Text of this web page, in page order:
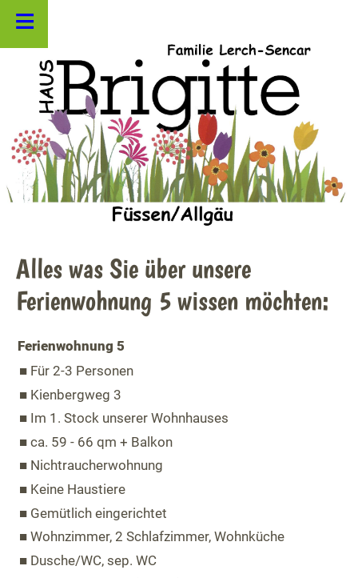
≡
Alles was Sie über unsere
Ferienwohnung 5 wissen möchten:
Ferienwohnung 5
■ Für 2-3 Personen
■ Kienbergweg 3
■ Im 1. Stock unserer Wohnhauses
■ ca. 59 - 66 qm + Balkon
■ Nichtraucherwohnung
■ Keine Haustiere
■ Gemütlich eingerichtet
■ Wohnzimmer, 2 Schlafzimmer, Wohnküche
■ Dusche/WC, sep. WC